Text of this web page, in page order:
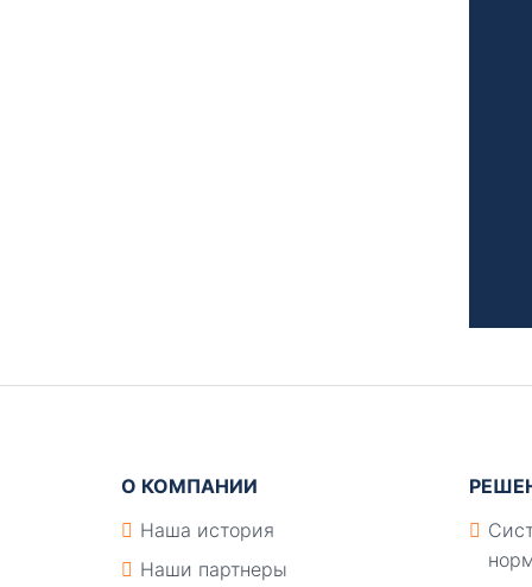
О КОМПАНИИ
Наша история
Наши партнеры